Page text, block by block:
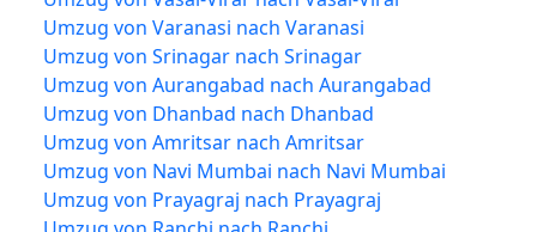
Umzug von Varanasi nach Varanasi
Umzug von Srinagar nach Srinagar
Umzug von Aurangabad nach Aurangabad
Umzug von Dhanbad nach Dhanbad
Umzug von Amritsar nach Amritsar
Umzug von Navi Mumbai nach Navi Mumbai
Umzug von Prayagraj nach Prayagraj